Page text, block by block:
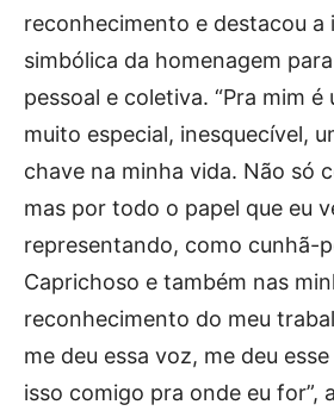
reconhecimento e destacou a
simbólica da homenagem
pessoal e coletiva. “Pra mim
muito especial, inesquecível,
chave na minha vida. Não só
mas por todo o papel que eu
representando, como cunhã-
Caprichoso e também nas
reconhecimento do meu
me deu essa voz, me deu
isso comigo pra onde eu for”,